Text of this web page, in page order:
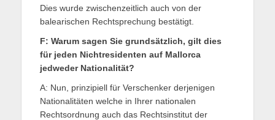
Dies wurde zwischenzeitlich auch von der
balearischen Rechtsprechung bestätigt.
F: Warum sagen Sie grundsätzlich, gilt dies
für jeden Nichtresidenten auf Mallorca
jedweder Nationalität?
A: Nun, prinzipiell für Verschenker derjenigen
Nationalitäten welche in Ihrer nationalen
Rechtsordnung auch das Rechtsinstitut der